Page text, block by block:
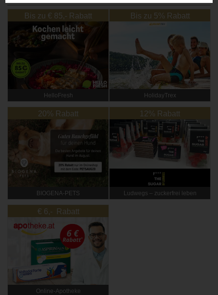
Bis zu € 85,- Rabatt
HelloFresh
Bis zu 5% Rabatt
HolidayTrex
20% Rabatt
BIOGENA-PETS
12% Rabatt
Ludwegs – zuckerfrei leben
€ 6,- Rabatt
Online‑Apotheke